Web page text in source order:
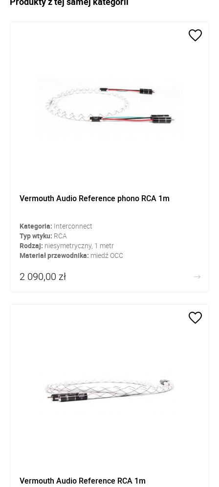
Vermouth Audio Reference phono RCA 1m
Kategoria: Interconnect
Typ wtyku: RCA
Rodzaj: niesymetryczny, 1 metr
Materiał przewodnika: miedź OCC
2 090,00 zł
Vermouth Audio Reference RCA 1m